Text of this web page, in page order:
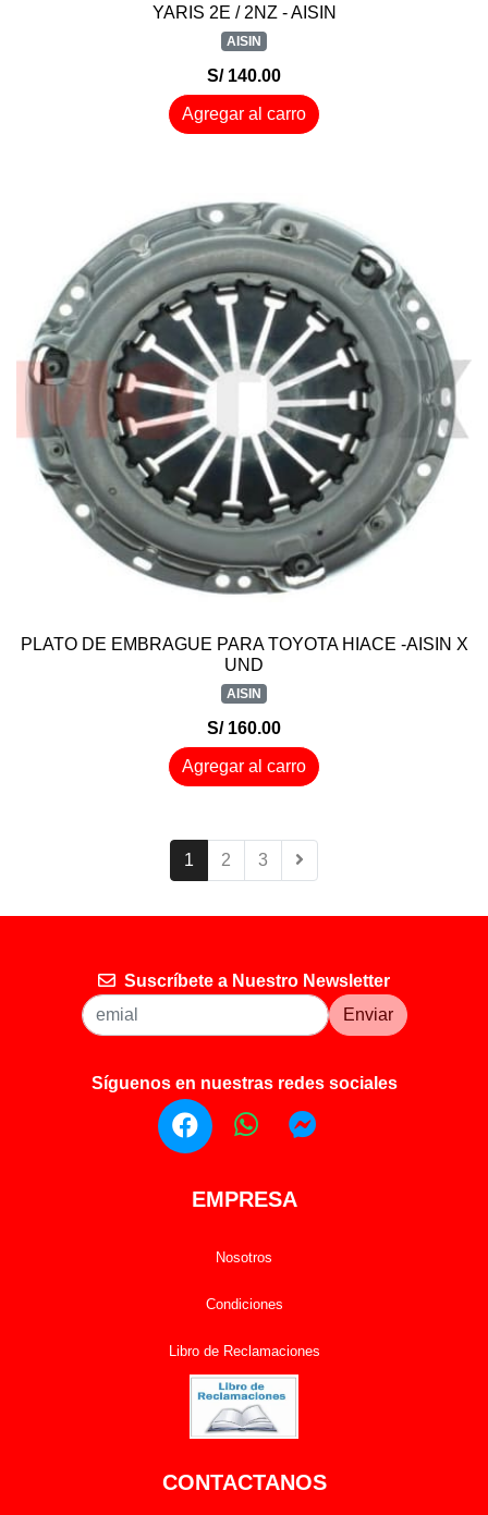
YARIS 2E / 2NZ - AISIN
AISIN
S/ 140.00
Agregar al carro
PLATO DE EMBRAGUE PARA TOYOTA HIACE -AISIN X
UND
AISIN
S/ 160.00
Agregar al carro
1 2 3
Suscríbete a Nuestro Newsletter
Enviar
Síguenos en nuestras redes sociales
EMPRESA
Nosotros
Condiciones
Libro de Reclamaciones
CONTACTANOS